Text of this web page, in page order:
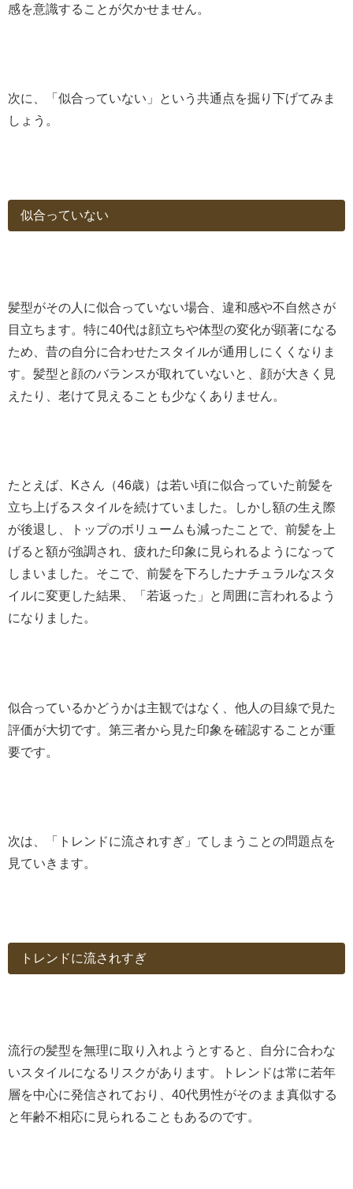
感を意識することが欠かせません。
次に、「似合っていない」という共通点を掘り下げてみま
しょう。
似合っていない
髪型がその人に似合っていない場合、違和感や不自然さが
目立ちます。特に40代は顔立ちや体型の変化が顕著になる
ため、昔の自分に合わせたスタイルが通用しにくくなりま
す。髪型と顔のバランスが取れていないと、顔が大きく見
えたり、老けて見えることも少なくありません。
たとえば、Kさん（46歳）は若い頃に似合っていた前髪を
立ち上げるスタイルを続けていました。しかし額の生え際
が後退し、トップのボリュームも減ったことで、前髪を上
げると額が強調され、疲れた印象に見られるようになって
しまいました。そこで、前髪を下ろしたナチュラルなスタ
イルに変更した結果、「若返った」と周囲に言われるよう
になりました。
似合っているかどうかは主観ではなく、他人の目線で見た
評価が大切です。第三者から見た印象を確認することが重
要です。
次は、「トレンドに流されすぎ」てしまうことの問題点を
見ていきます。
トレンドに流されすぎ
流行の髪型を無理に取り入れようとすると、自分に合わな
いスタイルになるリスクがあります。トレンドは常に若年
層を中心に発信されており、40代男性がそのまま真似する
と年齢不相応に見られることもあるのです。